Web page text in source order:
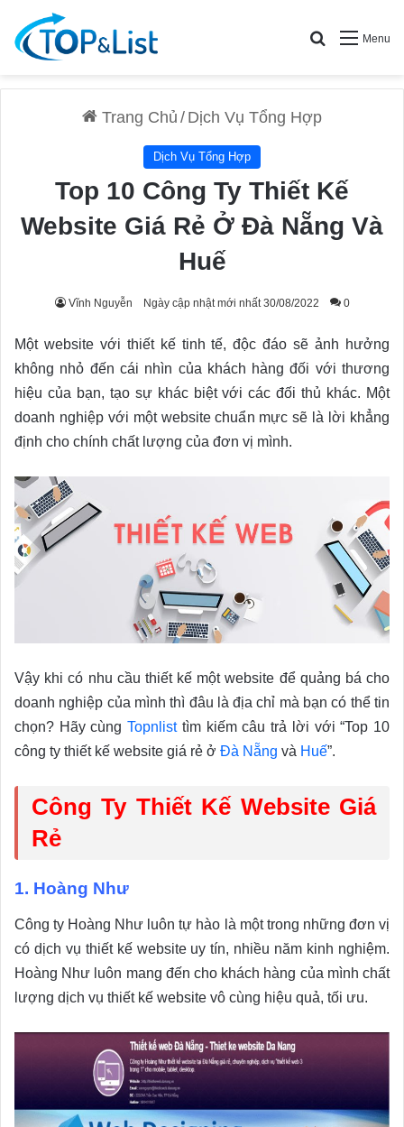
Menu
Search for
Trang Chủ / Dịch Vụ Tổng Hợp
Dịch Vụ Tổng Hợp
Top 10 Công Ty Thiết Kế
Website Giá Rẻ Ở Đà Nẵng Và
Huế
Vĩnh Nguyễn Ngày cập nhật mới nhất 30/08/2022 0
Một website với thiết kế tinh tế, độc đáo sẽ ảnh hưởng
không nhỏ đến cái nhìn của khách hàng đối với thương
hiệu của bạn, tạo sự khác biệt với các đối thủ khác. Một
doanh nghiệp với một website chuẩn mực sẽ là lời khẳng
định cho chính chất lượng của đơn vị mình.
Vậy khi có nhu cầu thiết kế một website để quảng bá cho
doanh nghiệp của mình thì đâu là địa chỉ mà bạn có thể tin
chọn? Hãy cùngTopnlisttìm kiếm câu trả lời với “Top 10
công ty thiết kế website giá rẻ ở Đà Nẵng và Huế”.
Công Ty Thiết Kế Website Giá
Rẻ
1. Hoàng Như
Công ty Hoàng Như luôn tự hào là một trong những đơn vị
có dịch vụ thiết kế website uy tín, nhiều năm kinh nghiệm.
Hoàng Như luôn mang đến cho khách hàng của mình chất
lượng dịch vụ thiết kế website vô cùng hiệu quả, tối ưu.